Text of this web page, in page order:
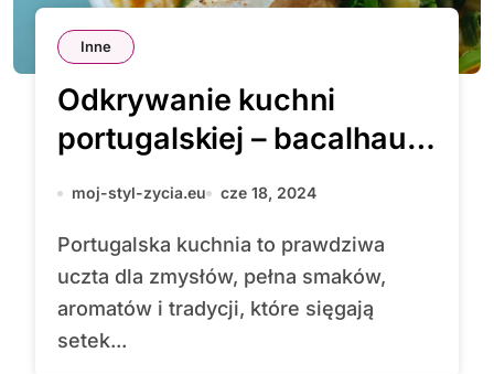
Inne
Odkrywanie kuchni
portugalskiej – bacalhau,
pastel de nata i vinho
moj-styl-zycia.eu cze 18, 2024
Portugalska kuchnia to prawdziwa
uczta dla zmysłów, pełna smaków,
aromatów i tradycji, które sięgają
setek...